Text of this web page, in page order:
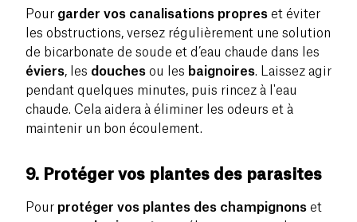
Pour garder vos canalisations propres et éviter
les obstructions, versez régulièrement une solution
de bicarbonate de soude et d’eau chaude dans les
éviers, les douches ou les baignoires. Laissez agir
pendant quelques minutes, puis rincez à l'eau
chaude. Cela aidera à éliminer les odeurs et à
maintenir un bon écoulement.
9. Protéger vos plantes des parasites
Pour protéger vos plantes des champignons et